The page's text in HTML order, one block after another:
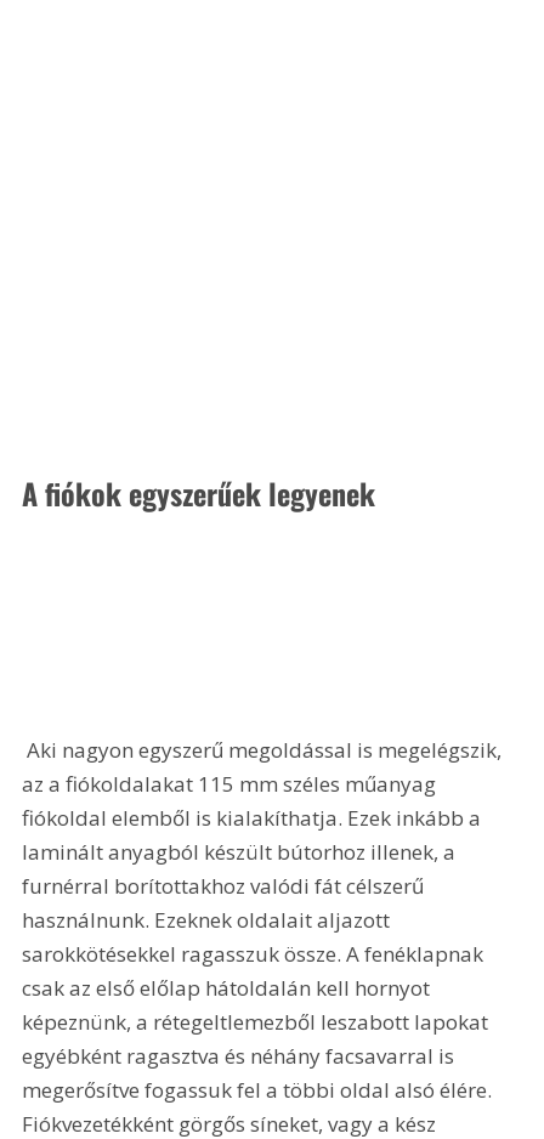
A fiókok egyszerűek legyenek
Aki nagyon egyszerű megoldással is megelégszik,
az a fiókoldalakat 115 mm széles műanyag
fiókoldal elemből is kialakíthatja. Ezek inkább a
laminált anyagból készült bútorhoz illenek, a
furnérral borítottakhoz valódi fát célszerű
használnunk. Ezeknek oldalait aljazott
sarokkötésekkel ragasszuk össze. A fenéklapnak
csak az első előlap hátoldalán kell hornyot
képeznünk, a rétegeltlemezből leszabott lapokat
egyébként ragasztva és néhány facsavarral is
megerősítve fogassuk fel a többi oldal alsó élére.
Fiókvezetékként görgős síneket, vagy a kész